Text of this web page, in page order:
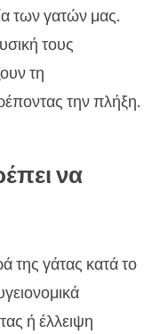
των γατών μας.
τους
τη
την πλήξη.
να
της γάτας κατά το
ή έλλειψη